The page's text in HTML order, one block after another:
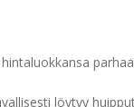
löytyy